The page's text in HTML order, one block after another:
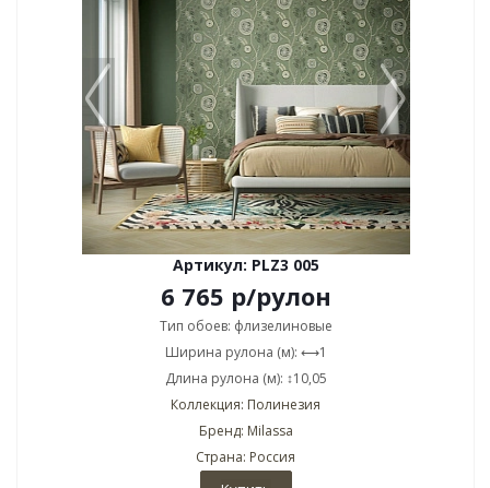
Артикул: PLZ3 005
6 765 р/рулон
Тип обоев: флизелиновые
Ширина рулона (м): ⟷1
Длина рулона (м): ↕10,05
Коллекция: Полинезия
Бренд: Milassa
Страна: Россия